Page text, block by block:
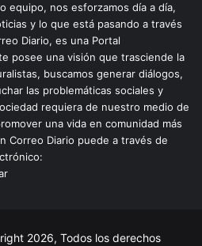
equipo, nos esforzamos día a día,
y lo que está pasando a través
Diario, es una Portal
posee una visión que trasciende la
buscamos generar diálogos,
las problemáticas sociales y
requiera de nuestro medio de
una vida en comunidad más
Correo Diario puede a través de
2026, Todos los derechos